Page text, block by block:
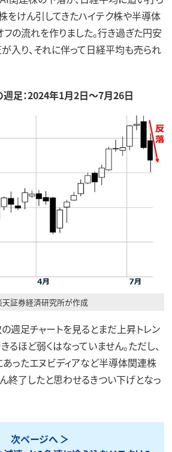
をけん引してきたハイテク株や半導体
フの流れを作りました。行き過ぎた円安
入り、それに伴って日経平均も売られ
足：2024年1月2日～7月26日
天証券経済研究所が作成
週足チャートを見るとまだ上昇トレン
るほど弱くはなっていません。ただし、
ったエヌビディアなど半導体関連株
終了したと思わせるきつい下げとなっ
次ページへ